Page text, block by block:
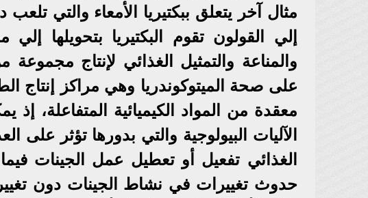
مثال آخر يتعلق ببكتيريا الأمعاء والتي
إلي القولون تقوم البكتيريا بتحويلها إلي
والمناعة والتمثيل الغذائي لإنتاج
على صحة الميتوكوندريا وهي مراكز إنتاج
معقدة من المواد الكيميائية المتفاعلة،
الآليات البيولوجية والتي بدورها تؤثر
حدوث تغييرات في نشاط الجينات دون